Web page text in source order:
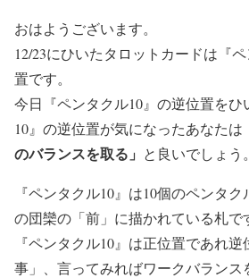
おはようございます。
12/23にひいたタロットカードは『
置です。
今日『ペンタクル10』の逆位置を
10』の逆位置が気になったあなたは
のバランスを取る 」 と良いでしょう。
『ペンタクル10』は10個のペンタ
の団欒の「前」に描かれている札で
『ペンタクル10』は正位置であれ
事」、言ってみればワークバランス